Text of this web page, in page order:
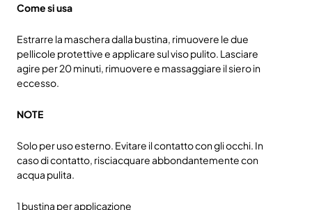
Come si usa
Estrarre la maschera dalla bustina, rimuovere le due
pellicole protettive e applicare sul viso pulito. Lasciare
agire per 20 minuti, rimuovere e massaggiare il siero in
eccesso.
NOTE
Solo per uso esterno. Evitare il contatto con gli occhi. In
caso di contatto, risciacquare abbondantemente con
acqua pulita.
1 bustina per applicazione